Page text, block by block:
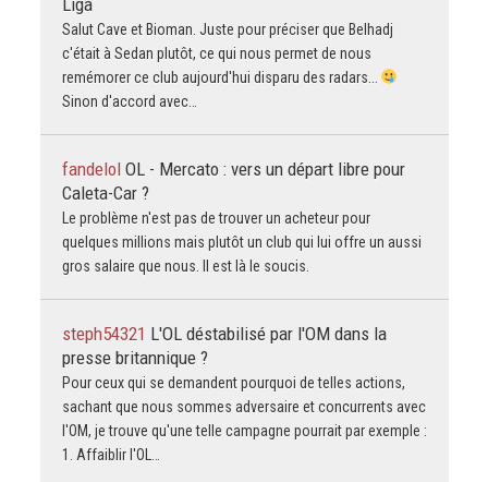
Salut Cave et Bioman. Juste pour préciser que Belhadj
c'était à Sedan plutôt, ce qui nous permet de nous
remémorer ce club aujourd'hui disparu des radars...
Sinon d'accord avec…
fandelol OL - Mercato : vers un départ libre pour
Caleta-Car ?
Le problème n'est pas de trouver un acheteur pour
quelques millions mais plutôt un club qui lui offre un aussi
gros salaire que nous. Il est là le soucis.
steph54321 L'OL déstabilisé par l'OM dans la
presse britannique ?
Pour ceux qui se demandent pourquoi de telles actions,
sachant que nous sommes adversaire et concurrents avec
l'OM, je trouve qu'une telle campagne pourrait par exemple :
1. Affaiblir l'OL…